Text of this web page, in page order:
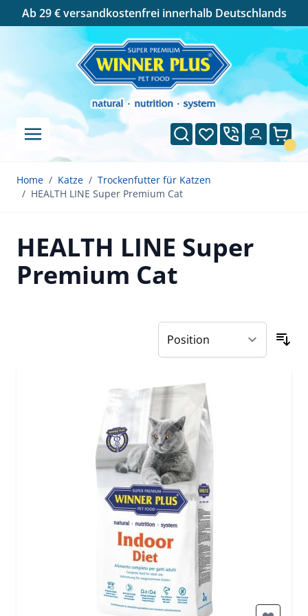
Ab 29 € versandkostenfrei innerhalb Deutschlands
Direkt zum Inhalt
SucheWunschliste
Home / Katze / Trockenfutter für Katzen
/ HEALTH LINE Super Premium Cat
HEALTH LINE Super
Premium Cat
Cookie-Einstellungen